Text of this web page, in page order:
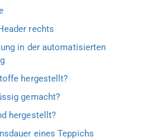
rechts
in der automatisierten
hergestellt?
gemacht?
hergestellt?
eines Teppichs